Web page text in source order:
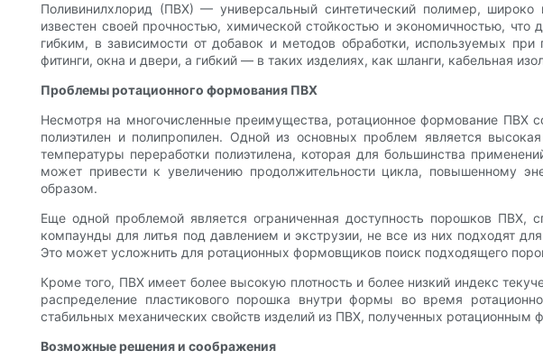
Поливинилхлорид (ПВХ) — универсальный синтетический полимер, широко
известен своей прочностью, химической стойкостью и экономичностью,
гибким, в зависимости от добавок и методов обработки, используемых
фитинги, окна и двери, а гибкий — в таких изделиях, как шланги, кабельная
Проблемы ротационного формования ПВХ
Несмотря на многочисленные преимущества, ротационное формование
полиэтилен и полипропилен. Одной из основных проблем является
температуры переработки полиэтилена, которая для большинства
может привести к увеличению продолжительности цикла, повышенному
образом.
Еще одной проблемой является ограниченная доступность порошков
компаунды для литья под давлением и экструзии, не все из них подходят
Это может усложнить для ротационных формовщиков поиск подходящего
Кроме того, ПВХ имеет более высокую плотность и более низкий индекс
распределение пластикового порошка внутри формы во время
стабильных механических свойств изделий из ПВХ, полученных
Возможные решения и соображения